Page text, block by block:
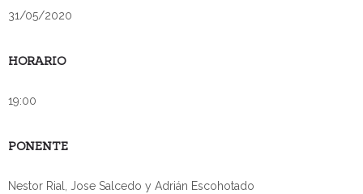
31/05/2020
HORARIO
19:00
PONENTE
Nestor Rial, Jose Salcedo y Adrián Escohotado